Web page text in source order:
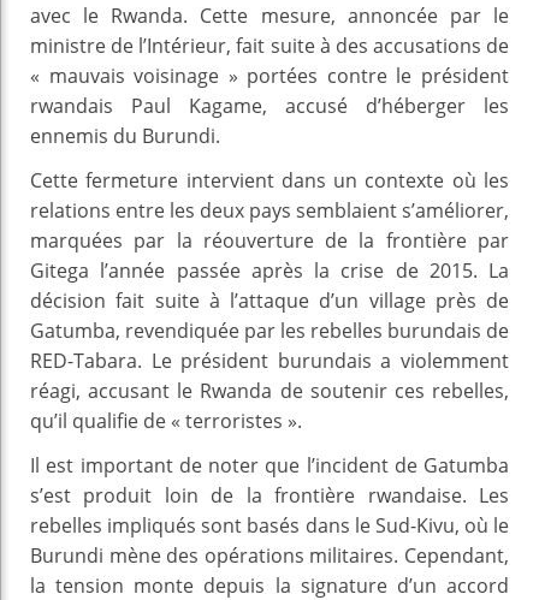
avec le Rwanda. Cette mesure, annoncée par le
ministre de l’Intérieur, fait suite à des accusations de
« mauvais voisinage » portées contre le président
rwandais Paul Kagame, accusé d’héberger les
ennemis du Burundi.
Cette fermeture intervient dans un contexte où les
relations entre les deux pays semblaient s’améliorer,
marquées par la réouverture de la frontière par
Gitega l’année passée après la crise de 2015. La
décision fait suite à l’attaque d’un village près de
Gatumba, revendiquée par les rebelles burundais de
RED-Tabara. Le président burundais a violemment
réagi, accusant le Rwanda de soutenir ces rebelles,
qu’il qualifie de « terroristes ».
Il est important de noter que l’incident de Gatumba
s’est produit loin de la frontière rwandaise. Les
rebelles impliqués sont basés dans le Sud-Kivu, où le
Burundi mène des opérations militaires. Cependant,
la tension monte depuis la signature d’un accord